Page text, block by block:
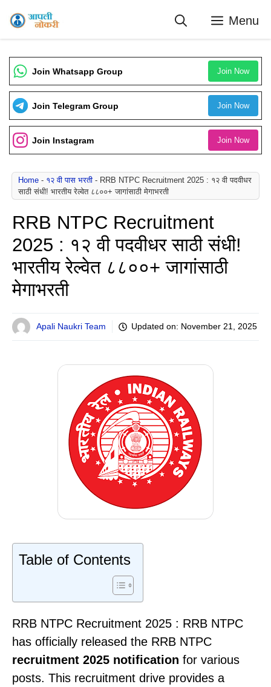
Skip
Menu
Join Whatsapp Group Join Now
Join Telegram Group Join Now
Join Instagram Join Now
Home - १२ वी पास भरती - RRB NTPC Recruitment 2025 : १२ वी पदवीधर
साठी संधी! भारतीय रेल्वेत ८८००+ जागांसाठी मेगाभरती
RRB NTPC Recruitment
2025 : १२ वी पदवीधर साठी संधी!
भारतीय रेल्वेत ८८००+ जागांसाठी
मेगाभरती
Apali Naukri Team Updated on: November 21, 2025
Table of Contents
RRB NTPC Recruitment 2025 : RRB NTPC
has officially released the RRB NTPC
recruitment 2025 notification for various
posts. This recruitment drive provides a